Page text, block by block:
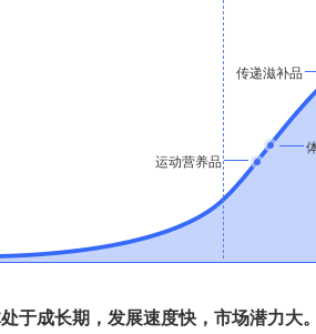
运动营养品
传递滋补品
于成长期，发展速度快，市场潜力大